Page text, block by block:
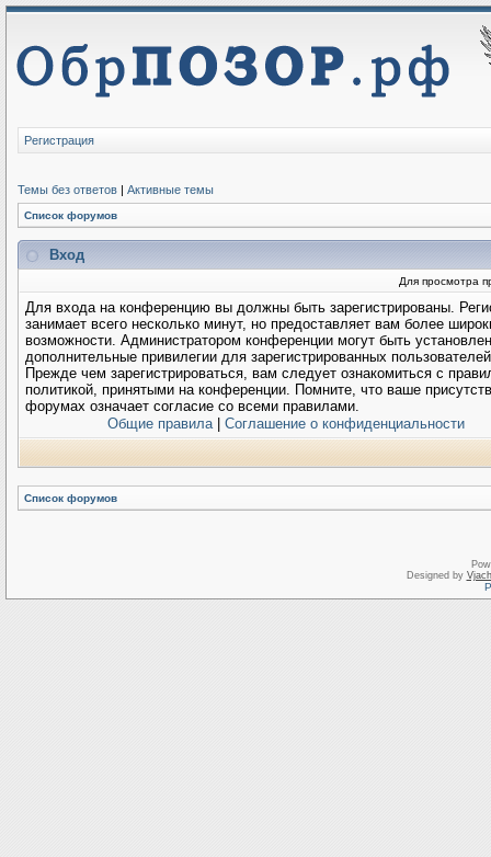
Регистрация
Темы без ответов | Активные темы
Список форумов
Вход
Для просмотра
Для входа на конференцию вы должны быть зарегистрированы.
занимает всего несколько минут, но предоставляет вам более
возможности. Администратором конференции могут быть
дополнительные привилегии для зарегистрированных
Прежде чем зарегистрироваться, вам следует ознакомиться с
политикой, принятыми на конференции. Помните, что ваше
форумах означает согласие со всеми правилами.
Общие правила| Соглашение о конфиденциальности
Список форумов
Designed by